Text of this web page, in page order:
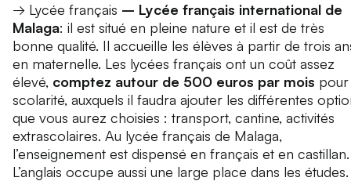
→ Lycée français – Lycée français international de
Malaga: il est situé en pleine nature et il est de très
bonne qualité. Il accueille les élèves à partir de trois
en maternelle. Les lycées français ont un coût assez
élevé, comptez autour de 500 euros par mois pour
scolarité, auxquels il faudra ajouter les différentes
que vous aurez choisies : transport, cantine, activités
extrascolaires. Au lycée français de Malaga,
l’enseignement est dispensé en français et en castillan.
L’anglais occupe aussi une large place dans les études.